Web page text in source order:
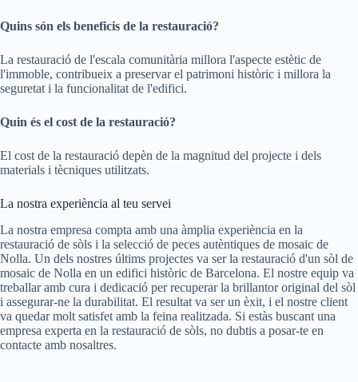
Quins són els beneficis de la restauració?
La restauració de l'escala comunitària millora l'aspecte estètic de
l'immoble, contribueix a preservar el patrimoni històric i millora la
seguretat i la funcionalitat de l'edifici.
Quin és el cost de la restauració?
El cost de la restauració depèn de la magnitud del projecte i dels
materials i tècniques utilitzats.
La nostra experiència al teu servei
La nostra empresa compta amb una àmplia experiència en la
restauració de sòls i la selecció de peces autèntiques de mosaic de
Nolla. Un dels nostres últims projectes va ser la restauració d'un sòl de
mosaic de Nolla en un edifici històric de Barcelona. El nostre equip va
treballar amb cura i dedicació per recuperar la brillantor original del sòl
i assegurar-ne la durabilitat. El resultat va ser un èxit, i el nostre client
va quedar molt satisfet amb la feina realitzada. Si estàs buscant una
empresa experta en la restauració de sòls, no dubtis a posar-te en
contacte amb nosaltres.